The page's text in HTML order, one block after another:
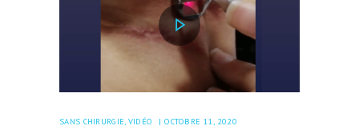
SANS CHIRURGIE, VIDÉO OCTOBRE 11, 2020